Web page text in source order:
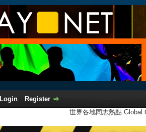
Login
Register
世界各地同志熱點